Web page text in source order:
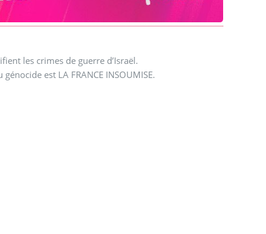
les crimes de guerre d’Israël.
est LA FRANCE INSOUMISE.